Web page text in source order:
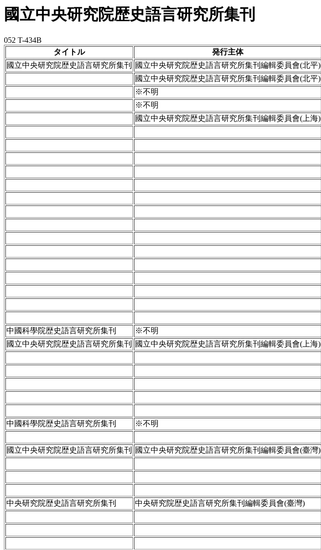
國立中央研究院歴史語言研究所集刊
052 T-434B
タイトル
発行主体
國立中央研究院歴史語言研究所集刊
國立中央研究院歴史語言研究所集刊編輯委員會(北平)
國立中央研究院歴史語言研究所集刊編輯委員會(北平)
※不明
※不明
國立中央研究院歴史語言研究所集刊編輯委員會(上海)
中國科學院歴史語言研究所集刊
※不明
國立中央研究院歴史語言研究所集刊
國立中央研究院歴史語言研究所集刊編輯委員會(上海)
中國科學院歴史語言研究所集刊
※不明
國立中央研究院歴史語言研究所集刊
國立中央研究院歴史語言研究所集刊編輯委員會(臺灣)
中央研究院歴史語言研究所集刊
中央研究院歴史語言研究所集刊編輯委員會(臺灣)